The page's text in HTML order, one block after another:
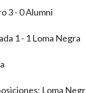
3 - 0 Alumni
1 - 1 Loma Negra
Loma